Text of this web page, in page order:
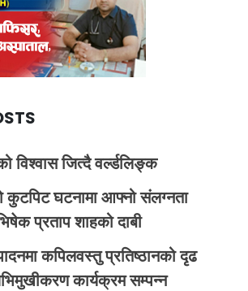
विश्वास जित्दै वर्ल्डलिङ्क
कुटपिट घटनामा आफ्नो संलग्नता
प्रताप शाहको दाबी
कपिलवस्तु प्रतिष्ठानको दृढ
कार्यक्रम सम्पन्न